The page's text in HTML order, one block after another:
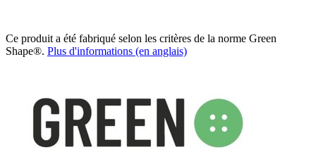
Ce produit a été fabriqué selon les critères de la norme Green
Shape®. Plus d'informations (en anglais)